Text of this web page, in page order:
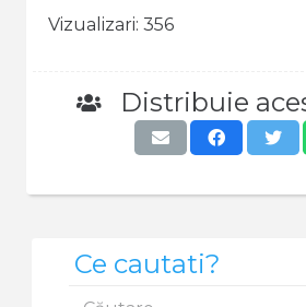
Vizualizari: 356
Distribuie
Ce cautati?